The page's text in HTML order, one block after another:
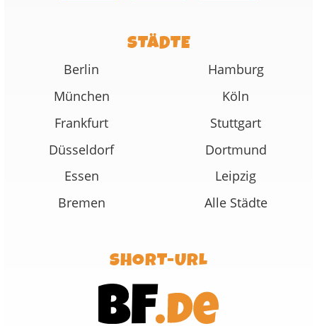
STÄDTE
Berlin
Hamburg
München
Köln
Frankfurt
Stuttgart
Düsseldorf
Dortmund
Essen
Leipzig
Bremen
Alle Städte
SHORT-URL